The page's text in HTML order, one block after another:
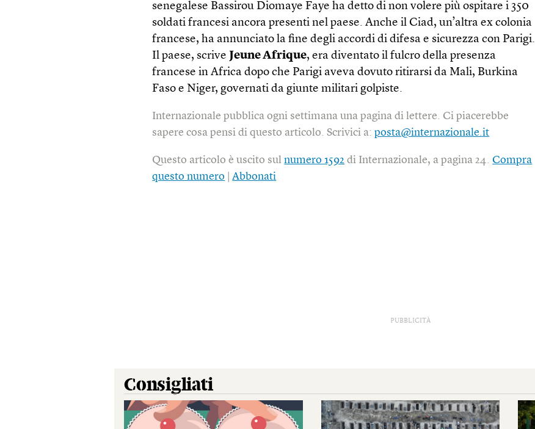
senegalese Bassirou Diomaye Faye ha detto di non volere più ospitare i 350
soldati francesi ancora presenti nel paese. Anche il Ciad, un’altra ex colonia
francese, ha annunciato la fine degli accordi di difesa e sicurezza con Parigi.
Il paese, scrive Jeune Afrique, era diventato il fulcro della presenza
francese in Africa dopo che Parigi aveva dovuto ritirarsi da Mali, Burkina
Faso e Niger, governati da giunte militari golpiste.
Internazionale pubblica ogni settimana una pagina di lettere. Ci piacerebbe
sapere cosa pensi di questo articolo. Scrivici a:posta@internazionale.it
Questo articolo è uscito sulnumero 1592 di Internazionale, a pagina 24.Compra
questo numero |Abbonati
PUBBLICITÀ
Consigliati